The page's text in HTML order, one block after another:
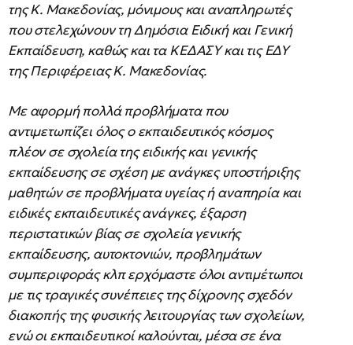
της Κ. Μακεδονίας, μόνιμους και αναπληρωτές
που στελεχώνουν τη Δημόσια Ειδική και Γενική
Εκπαίδευση, καθώς και τα ΚΕΔΑΣΥ και τις ΕΔΥ
της Περιφέρειας Κ. Μακεδονίας.
Με αφορμή πολλά προβλήματα που
αντιμετωπίζει όλος ο εκπαιδευτικός κόσμος
πλέον σε σχολεία της ειδικής και γενικής
εκπαίδευσης σε σχέση με ανάγκες υποστήριξης
μαθητών σε προβλήματα υγείας ή αναπηρία και
ειδικές εκπαιδευτικές ανάγκες, έξαρση
περιστατικών βίας σε σχολεία γενικής
εκπαίδευσης, αυτοκτονιών, προβλημάτων
συμπεριφοράς κλπ ερχόμαστε όλοι αντιμέτωποι
με τις τραγικές συνέπειες της δίχρονης σχεδόν
διακοπής της φυσικής λειτουργίας των σχολείων,
ενώ οι εκπαιδευτικοί καλούνται, μέσα σε ένα